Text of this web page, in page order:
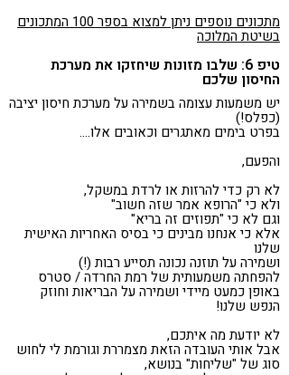
מתכונים נוספים ניתן למצוא בספר 100 המתכונים
בשיטת המלוכה
טיפ 6: שלבו מזונות שיחזקו את מערכת
החיסון שלכם
יש משמעות עצומה בשמירה על מערכת חיסון יציבה
(כפלס!)
בפרט בימים מאתגרים וכאובים אלו….
והפעם,
לא רק כדי להרזות או לרדת במשקל,
ולא כי "הרופא אמר שזה חשוב"
וגם לא כי "תפוזים זה בריא"
אלא כי אנחנו מבינים כי בסיס האחריות האישית
שלנו
ושמירה על תוזנה נכונה תסייע רבות (!)
להפחתה משמעותית של רמת החרדה / סטרס
באופן כמעט מיידי ושמירה על הבריאות וחוזק
הנפש שלנו!
לא יודעת מה איתכם,
אבל אותי העובדה הזאת מצמררת וגורמת לי לחוש
סוג של "שליחות" בנושא,